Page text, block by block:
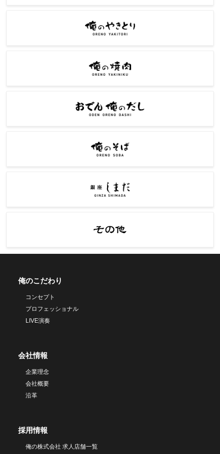
俺のこだわり
コンセプト
プロフェッショナル
LIVE演奏
会社情報
企業理念
会社概要
沿革
採用情報
俺の株式会社 求人店舗一覧